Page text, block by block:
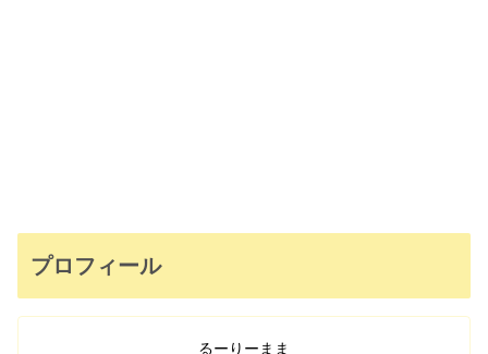
プロフィール
るーりーまま